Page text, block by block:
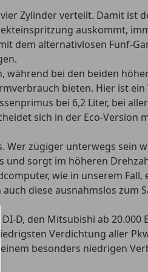
Zylinder verteilt. Damit ist
auskommt,
dem alternativlosen Fünf-
während bei den beiden
bieten. Hier ist ein
bei 6,2 Liter, bei
sich in der Eco-Version
Wer zügiger unterwegs sein
und sorgt im höheren
wie in unserem Fall,
diese ausnahmslos zum
D, den Mitsubishi ab 20.000
Verdichtung aller
besonders niedrigen